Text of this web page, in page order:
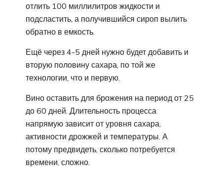
отлить 100 миллилитров жидкости и
подсластить, а получившийся сироп вылить
обратно в емкость.
Ещё через 4-5 дней нужно будет добавить и
вторую половину сахара, по той же
технологии, что и первую.
Вино оставить для брожения на период от 25
до 60 дней. Длительность процесса
напрямую зависит от уровня сахара,
активности дрожжей и температуры. А
потому предвидеть, сколько потребуется
времени, сложно.